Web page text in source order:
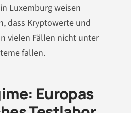
Luxemburg weisen
dass Kryptowerte und
vielen Fällen nicht unter
fallen.
Europas